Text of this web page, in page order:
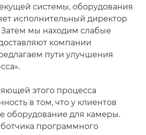
системы, оборудования
исполнительный директор
мы находим слабые
компании
пути улучшения
этого процесса
в том, что у клиентов
оборудование для камеры.
программного